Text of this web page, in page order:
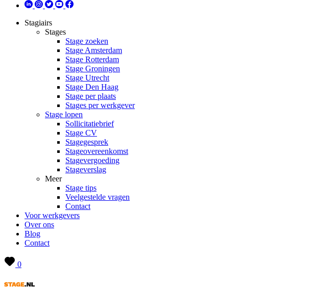
Stagiairs
Stages
Stage zoeken
Stage Amsterdam
Stage Rotterdam
Stage Groningen
Stage Utrecht
Stage Den Haag
Stage per plaats
Stages per werkgever
Stage lopen
Sollicitatiebrief
Stage CV
Stagegesprek
Stageovereenkomst
Stagevergoeding
Stageverslag
Meer
Stage tips
Veelgestelde vragen
Contact
Voor werkgevers
Over ons
Blog
Contact
0